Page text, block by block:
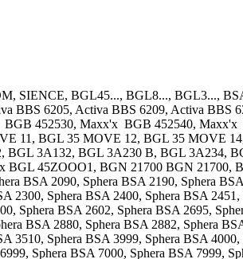
SIENCE, BGL45..., BGL8..., BGL3...,
BBS 6205, Activa BBS 6209, Activa BBS
BGB 452530, Maxx'x BGB 452540,
11, BGL 35 MOVE 12, BGL 35
BGL 3A132, BGL 3A230 B, BGL 3A234,
45ZOOO1, BGN 21700 BGN 21700,
BSA 2090, Sphera BSA 2190, Sphera
2300, Sphera BSA 2400, Sphera BSA
Sphera BSA 2602, Sphera BSA 2695,
BSA 2880, Sphera BSA 2882, Sphera
3510, Sphera BSA 3999, Sphera BSA
Sphera BSA 7000, Sphera BSA 7999,